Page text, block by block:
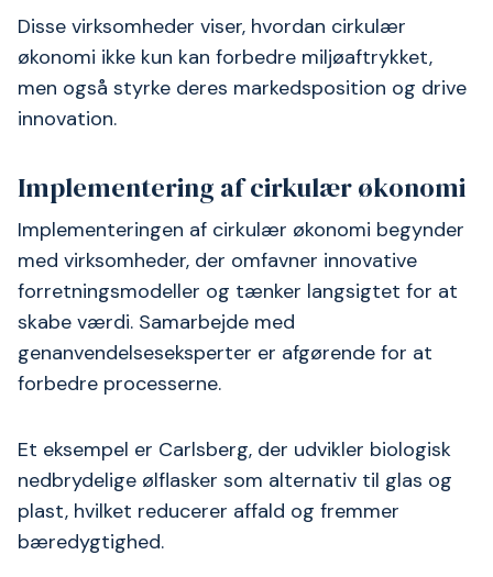
Disse virksomheder viser, hvordan cirkulær
økonomi ikke kun kan forbedre miljøaftrykket,
men også styrke deres markedsposition og drive
innovation.
Implementering af cirkulær økonomi
Implementeringen af cirkulær økonomi begynder
med virksomheder, der omfavner innovative
forretningsmodeller og tænker langsigtet for at
skabe værdi. Samarbejde med
genanvendelseseksperter er afgørende for at
forbedre processerne.
Et eksempel er Carlsberg, der udvikler biologisk
nedbrydelige ølflasker som alternativ til glas og
plast, hvilket reducerer affald og fremmer
bæredygtighed.